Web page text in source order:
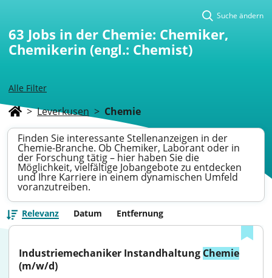
Alle Filter
Suche ändern
63 Jobs in der Chemie: Chemiker,
Chemikerin (engl.: Chemist)
> Leverkusen > Chemie
Finden Sie interessante Stellenanzeigen in der
Chemie-Branche. Ob Chemiker, Laborant oder in
der Forschung tätig – hier haben Sie die
Möglichkeit, vielfältige Jobangebote zu entdecken
und Ihre Karriere in einem dynamischen Umfeld
voranzutreiben.
Relevanz Datum Entfernung
Industriemechaniker Instandhaltung Chemie
(m/w/d)